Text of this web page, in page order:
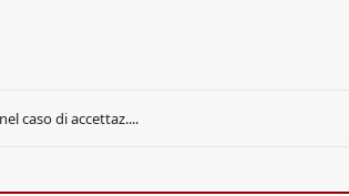
caso di accettaz....